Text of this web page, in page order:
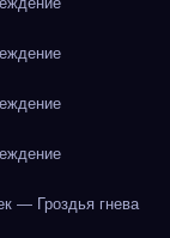
— Гроздья гнева